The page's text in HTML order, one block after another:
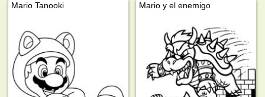
Mario Tanooki Mario y el enemigo